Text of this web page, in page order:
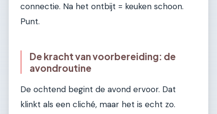
connectie. Na het ontbijt = keuken schoon.
Punt.
De kracht van voorbereiding: de
avondroutine
De ochtend begint de avond ervoor. Dat
klinkt als een cliché, maar het is echt zo.